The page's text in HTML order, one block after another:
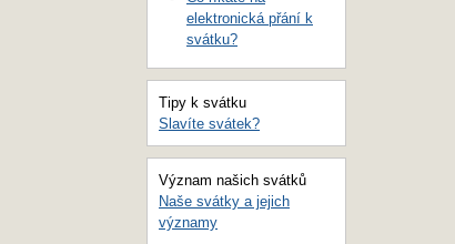
elektronická přání k
svátku?
Tipy k svátku
Slavíte svátek?
Význam našich svátků
Naše svátky a jejich
významy